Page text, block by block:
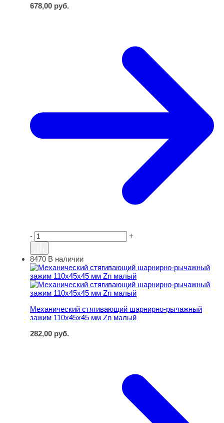
678,00 руб.
- +
Механический стягивающий шарнирно-рычажный
8470 В наличии
Механический стягивающий шарнирно-рычажный
зажим 110х45х45 мм Zn малый
282,00 руб.